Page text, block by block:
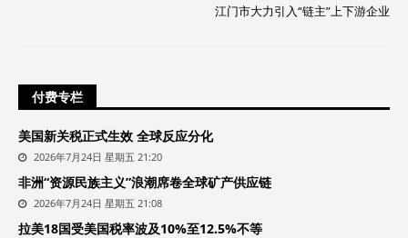
江门市大力引入“链主”上下游企业
付费专栏
美国新关税正式生效 全球反应分化
2026年7月24日 星期五 21:20
非洲“资源民族主义”浪潮席卷全球矿产供应链
2026年7月24日 星期五 21:08
拉美18国受美国税率波及10%至12.5%不等